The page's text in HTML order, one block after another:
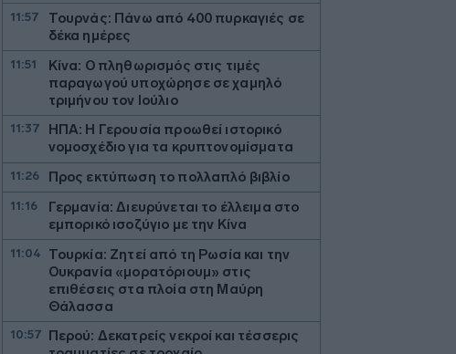
11:57
Τουρνάς: Πάνω από 400 πυρκαγιές σε
δέκα ημέρες
11:51
Κίνα: Ο πληθωρισμός στις τιμές
παραγωγού υποχώρησε σε χαμηλό
τριμήνου τον Ιούλιο
11:37
ΗΠΑ: Η Γερουσία προωθεί ιστορικό
νομοσχέδιο για τα κρυπτονομίσματα
11:26 Προς εκτύπωση το πολλαπλό βιβλίο
11:16
Γερμανία: Διευρύνεται το έλλειμα στο
εμπορικό ισοζύγιο με την Κίνα
11:04
Τουρκία: Ζητεί από τη Ρωσία και την
Ουκρανία «μορατόριουμ» στις
επιθέσεις στα πλοία στη Μαύρη
Θάλασσα
10:57
Περού: Δεκατρείς νεκροί και τέσσερις